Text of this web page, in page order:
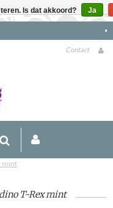
boven €90 (NL)
Contact
mint
T-Rex mint
Is dat akkoord? Ja